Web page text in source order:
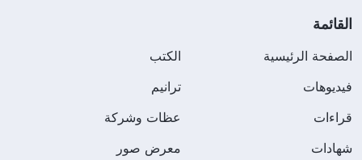
القائمة
الصفحة الرئيسية
الكتب
فيديوهات
ترانيم
قراءات
عظات وشركة
شهادات
معرض صور